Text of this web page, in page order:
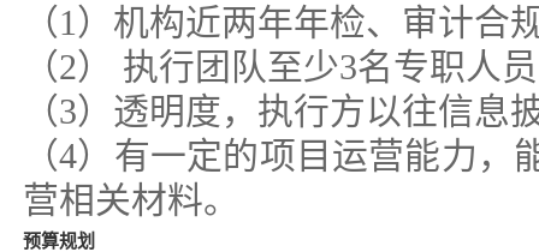
（1）机构近两年年检、审计合
（2） 执行团队至少3名专职人
（3）透明度，执行方以往信息
（4）有一定的项目运营能力，
营相关材料。
预算规划